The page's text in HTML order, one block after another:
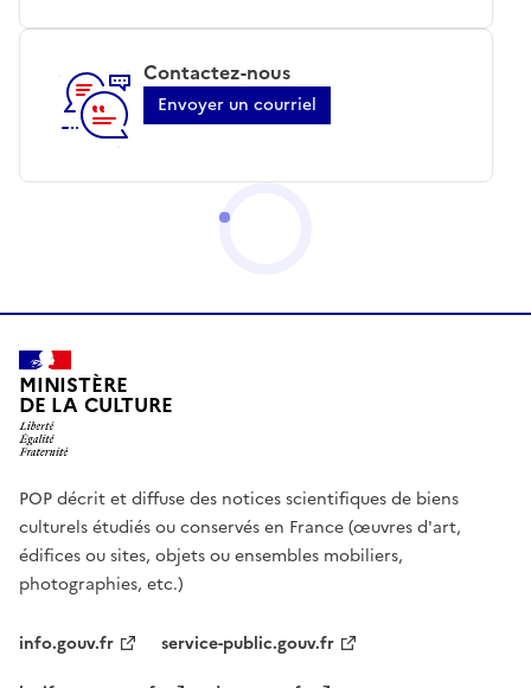
Contactez-nous
Envoyer un courriel
MINISTÈRE
DE LA CULTURE
POP décrit et diffuse des notices scientifiques de biens
culturels étudiés ou conservés en France (œuvres d'art,
édifices ou sites, objets ou ensembles mobiliers,
photographies, etc.)
info.gouv.fr
service-public.gouv.fr